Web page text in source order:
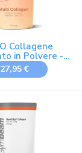
Collagene
in Polvere -
1, 2 e 3 - 450
g
27,95 €